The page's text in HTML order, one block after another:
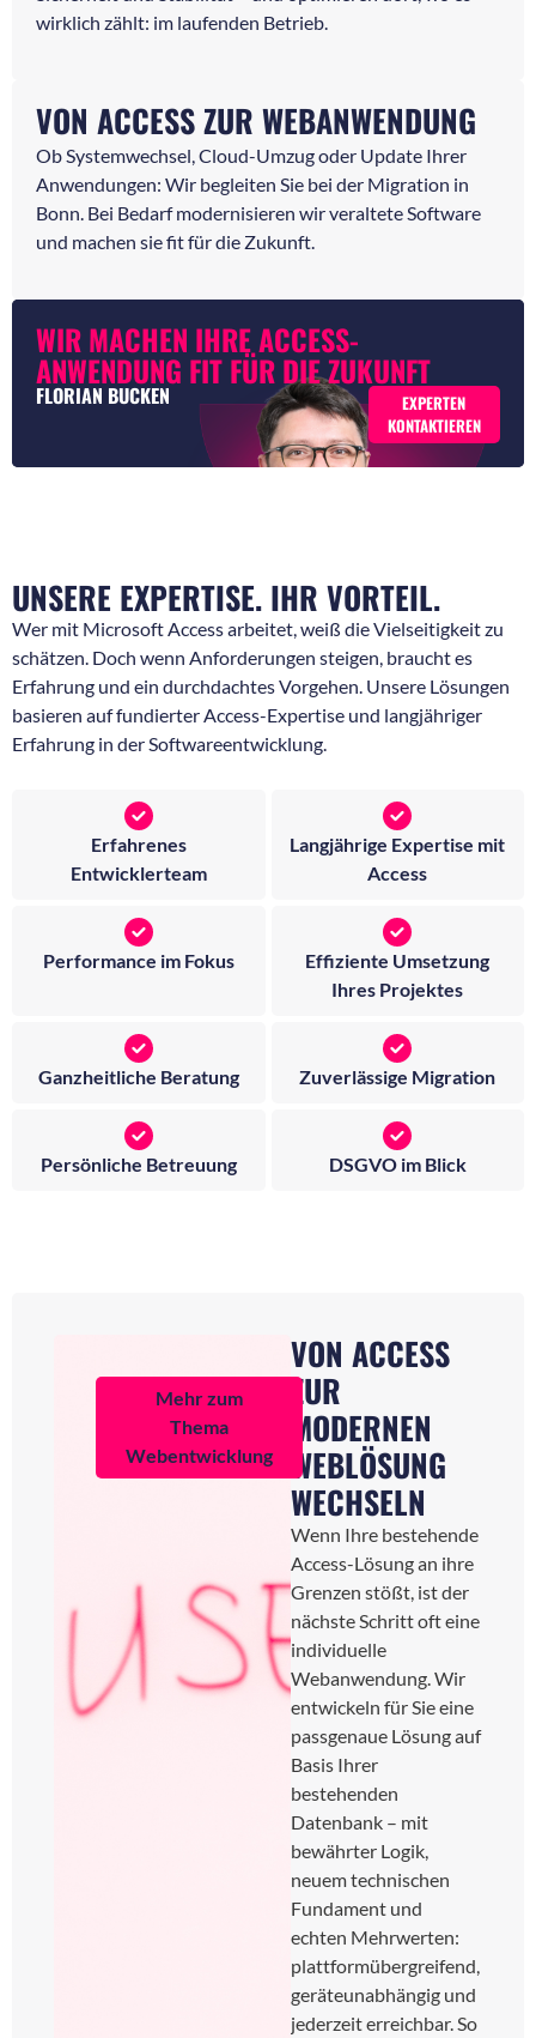
wirklich zählt: im laufenden Betrieb.
VON ACCESS ZUR WEBANWENDUNG
Ob Systemwechsel, Cloud-Umzug oder Update Ihrer
Anwendungen: Wir begleiten Sie bei der Migration in
Bonn. Bei Bedarf modernisieren wir veraltete Software
und machen sie fit für die Zukunft.
WIR MACHEN IHRE ACCESS-
ANWENDUNG FIT FÜR DIE ZUKUNFT
FLORIAN BUCKEN
EXPERTEN
KONTAKTIEREN
UNSERE EXPERTISE. IHR VORTEIL.
Wer mit Microsoft Access arbeitet, weiß die Vielseitigkeit zu
schätzen. Doch wenn Anforderungen steigen, braucht es
Erfahrung und ein durchdachtes Vorgehen. Unsere Lösungen
basieren auf fundierter Access-Expertise und langjähriger
Erfahrung in der Softwareentwicklung.
Erfahrenes
Entwicklerteam
Langjährige Expertise mit
Access
Performance im Fokus
Effiziente Umsetzung
Ihres Projektes
Ganzheitliche Beratung Zuverlässige Migration
Persönliche Betreuung DSGVO im Blick
VON ACCESS
ZUR
MODERNEN
WEBLÖSUNG
WECHSELN
Wenn Ihre bestehende
Access-Lösung an ihre
Grenzen stößt, ist der
nächste Schritt oft eine
individuelle
Webanwendung. Wir
entwickeln für Sie eine
passgenaue Lösung auf
Basis Ihrer
bestehenden
Datenbank – mit
bewährter Logik,
neuem technischen
Fundament und
echten Mehrwerten:
plattformübergreifend,
geräteunabhängig und
jederzeit erreichbar. So
Mehr zum
Thema
Webentwicklung